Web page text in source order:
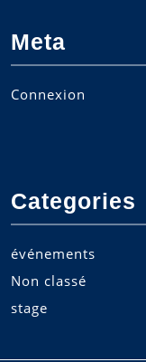
Meta
Connexion
Categories
événements
Non classé
stage